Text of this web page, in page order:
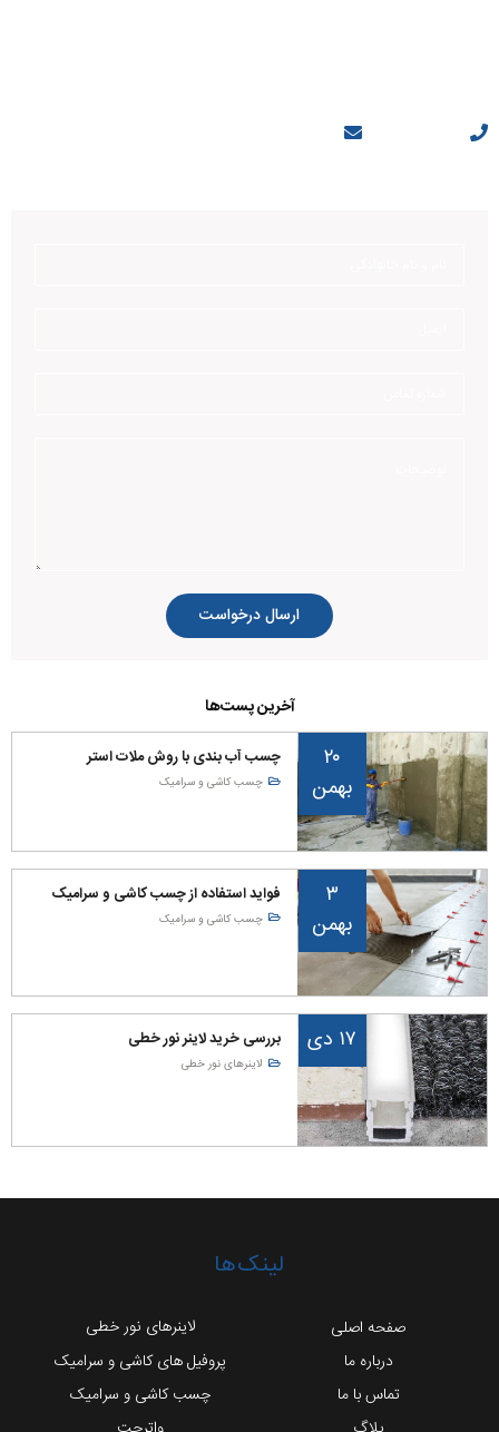
ارسال درخواست
آخرین پست‌ها
چسب آب بندی با روش ملات استر
۲۰
بهمن
چسب کاشی و سرامیک
فواید استفاده از چسب کاشی و سرامیک
۳
بهمن
چسب کاشی و سرامیک
بررسی خرید لاینر نور خطی ۱۷ دی
لاینرهای نور خطی
لینک‌ها
صفحه اصلی
لاینرهای نور خطی
درباره ما
پروفیل های کاشی و سرامیک
تماس با ما
چسب کاشی و سرامیک